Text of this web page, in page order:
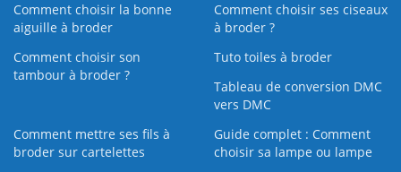
Comment choisir la bonne
aiguille à broder
Comment choisir ses ciseaux
à broder ?
Comment choisir son
tambour à broder ?
Tuto toiles à broder
Tableau de conversion DMC
vers DMC
Comment mettre ses fils à
broder sur cartelettes
Guide complet : Comment
choisir sa lampe ou lampe